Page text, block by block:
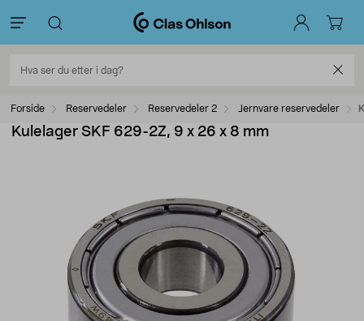
Forside Reservedeler Reservedeler 2 Jernvare reservedeler
Kulelager SKF 629-2Z, 9 x 26 x 8 mm